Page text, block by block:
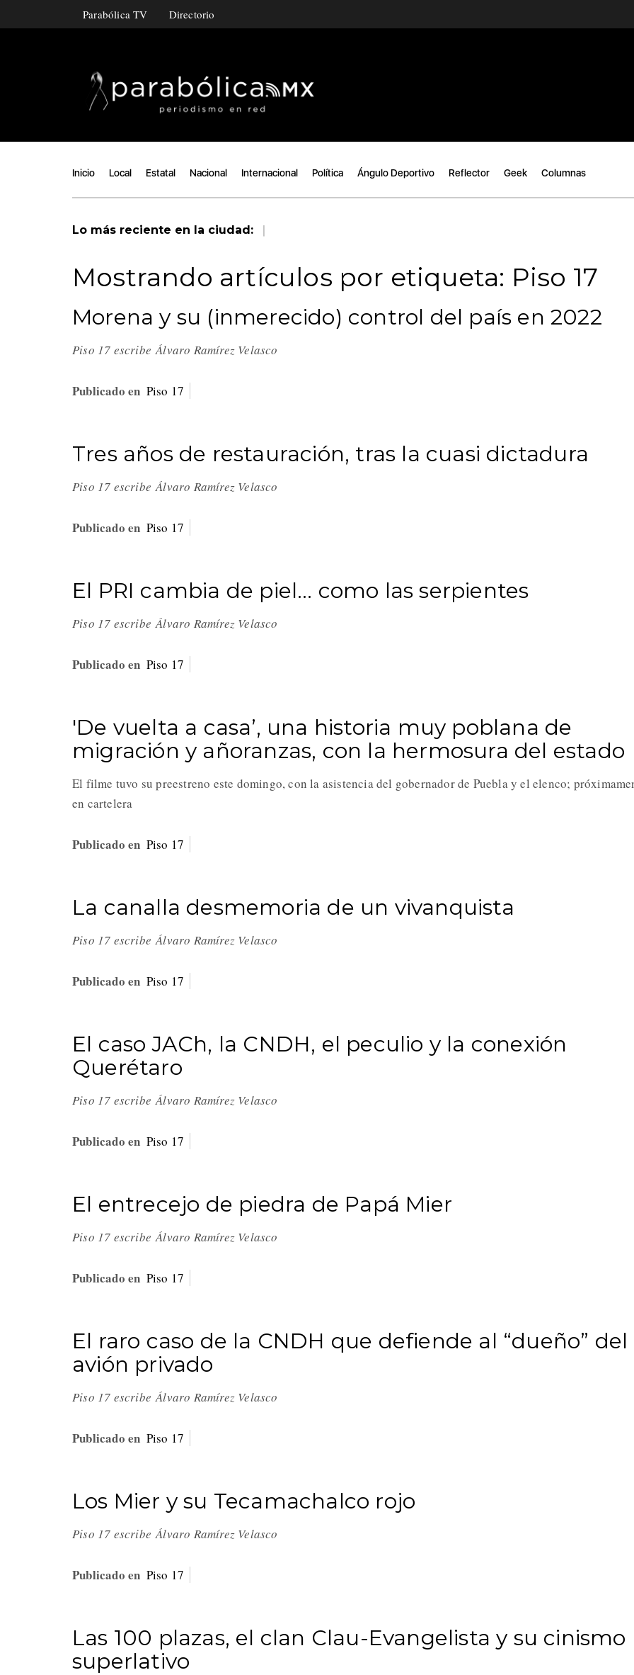
Parabólica TV Directorio
Inicio Local Estatal Nacional Internacional Política Ángulo Deportivo Reflector Geek Columnas
Lo más reciente en la ciudad: |
Mostrando artículos por etiqueta: Piso 17
Morena y su (inmerecido) control del país en 2022
Piso 17 escribe Álvaro Ramírez Velasco
Publicado en Piso 17
Tres años de restauración, tras la cuasi dictadura
Piso 17 escribe Álvaro Ramírez Velasco
Publicado en Piso 17
El PRI cambia de piel… como las serpientes
Piso 17 escribe Álvaro Ramírez Velasco
Publicado en Piso 17
'De vuelta a casa’, una historia muy poblana de
migración y añoranzas, con la hermosura del estado
El filme tuvo su preestreno este domingo, con la asistencia del gobernador de Puebla y el elenco;
en cartelera
Publicado en Piso 17
La canalla desmemoria de un vivanquista
Piso 17 escribe Álvaro Ramírez Velasco
Publicado en Piso 17
El caso JACh, la CNDH, el peculio y la conexión
Querétaro
Piso 17 escribe Álvaro Ramírez Velasco
Publicado en Piso 17
El entrecejo de piedra de Papá Mier
Piso 17 escribeÁlvaro Ramírez Velasco
Publicado en Piso 17
El raro caso de la CNDH que defiende al “dueño” del
avión privado
Piso 17 escribe Álvaro Ramírez Velasco
Publicado en Piso 17
Los Mier y su Tecamachalco rojo
Piso 17 escribe Álvaro Ramírez Velasco
Publicado en Piso 17
Las 100 plazas, el clan Clau-Evangelista y su cinismo
superlativo